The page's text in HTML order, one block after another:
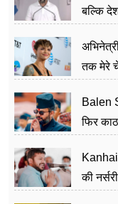
बल्कि
तक मेरे
Balen
फिर
की